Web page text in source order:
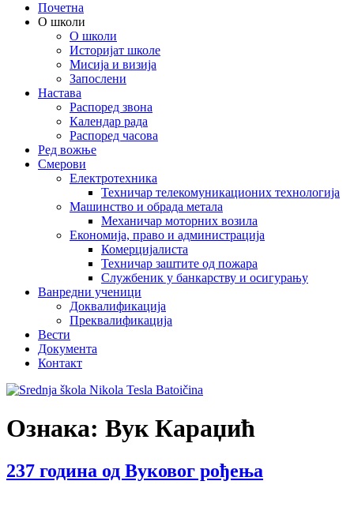
Почетна
О школи
О школи
Историјат школе
Мисија и визија
Запослени
Настава
Распоред звона
Календар рада
Распоред часова
Ред вожње
Смерови
Електротехника
Техничар телекомуникационих технологија
Машинство и обрада метала
Механичар моторних возила
Економија, право и администрација
Комерцијалиста
Техничар заштите од пожара
Службеник у банкарству и осигурању
Ванредни ученици
Доквалификација
Преквалификација
Вести
Документа
Контакт
Ознака: Вук Караџић
237 година од Вуковог рођења